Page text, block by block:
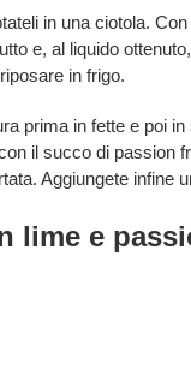
in una ciotola.
e, al liquido
in frigo.
prima in fette e poi
il succo di passion
Aggiungete infine
lime e